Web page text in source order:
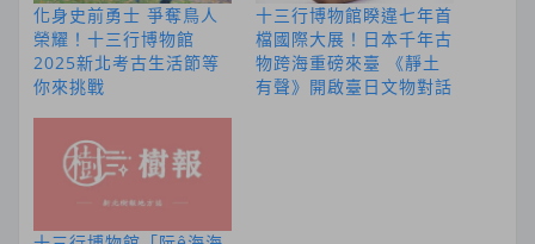
化身史前勇士 爭奪鳥人
榮耀！十三行博物館
2025新北考古生活節等
你來挑戰
十三行博物館睽違七年首
檔國際大展！日本千年古
物跨海重磅來臺 《靜土
有聲》開啟臺日文物對話